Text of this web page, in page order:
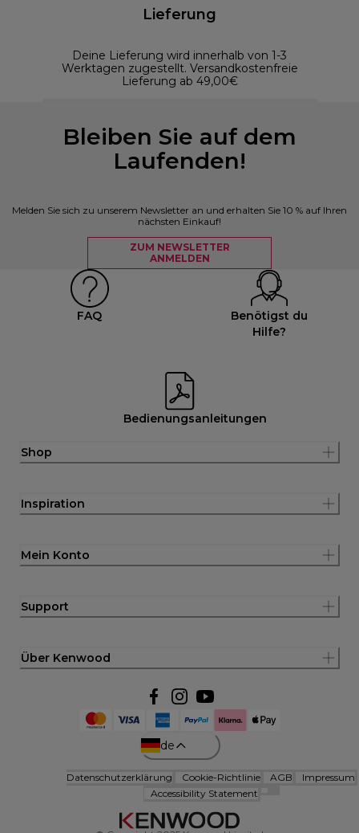
Lieferung
Deine Lieferung wird innerhalb von 1-3
Werktagen zugestellt. Versandkostenfreie
Lieferung ab 49,00€
Bleiben Sie auf dem
Laufenden!
Melden Sie sich zu unserem Newsletter an und erhalten Sie 10 % auf Ihren
nächsten Einkauf!
ZUM NEWSLETTER
ANMELDEN
FAQ
Benötigst du
Hilfe?
Bedienungsanleitungen
Shop
Inspiration
Mein Konto
Support
Über Kenwood
de
Datenschutzerklärung Cookie-Richtlinie AGB
Impressum
Accessibility Statement